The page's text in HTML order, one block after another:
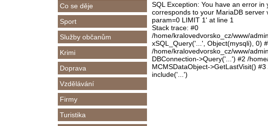
Co se děje
Sport
Služby občanům
Krimi
Doprava
Vzdělávání
Firmy
Turistika
SQL Exception: You have an error
corresponds to your MariaDB
param=0 LIMIT 1' at line 1
Stack trace: #0
/home/kralovedvorsko_cz/www/
xSQL_Query('...', Object(mysqli), 0)
/home/kralovedvorsko_cz/www/
DBConnection->Query('...') #2 /
MCMSDataObject->GetLastVisit()
include('...')